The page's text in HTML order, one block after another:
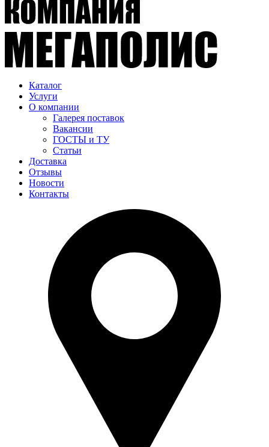
Каталог
Услуги
О компании
Галерея поставок
Вакансии
ГОСТЫ и ТУ
Статьи
Доставка
Отзывы
Новости
Контакты